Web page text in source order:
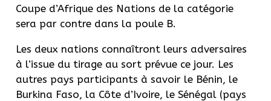
Coupe d’Afrique des Nations de la catégorie
sera par contre dans la poule B.
Les deux nations connaîtront leurs adversaires
à l’issue du tirage au sort prévue ce jour. Les
autres pays participants à savoir le Bénin, le
Burkina Faso, la Côte d’Ivoire, le Sénégal (pays